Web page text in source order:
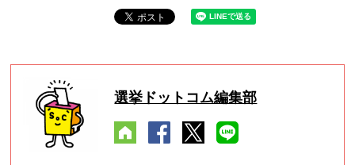
選挙ドットコム編集部